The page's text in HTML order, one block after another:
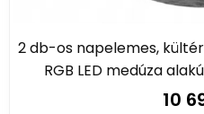
2 db-os napelemes,
RGB LED medúza
10